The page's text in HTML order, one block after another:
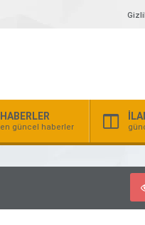
HABERLER
en güncel haberler